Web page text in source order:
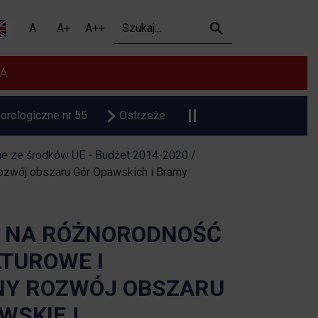
dziedzictwo
A A+ A++ Szukaj
Ostrzeżenie meteorologiczne upał
ze środków UE - Budżet 2014-2020 /
obszaru Gór Opawskich i Bramy
RÓŻNORODNOŚĆ
I
ROZWÓJ OBSZARU